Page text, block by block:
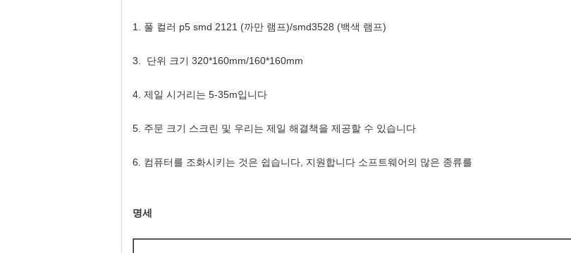
1. 풀 컬러 p5 smd 2121 (까만 램프)/smd3528 (백색 램프)
3. 단위 크기 320*160mm/160*160mm
4. 제일 시거리는 5-35m입니다
5. 주문 크기 스크린 및 우리는 제일 해결책을 제공할 수 있습니다
6. 컴퓨터를 조화시키는 것은 쉽습니다, 지원합니다 소프트웨어의 많은 종류를
명세